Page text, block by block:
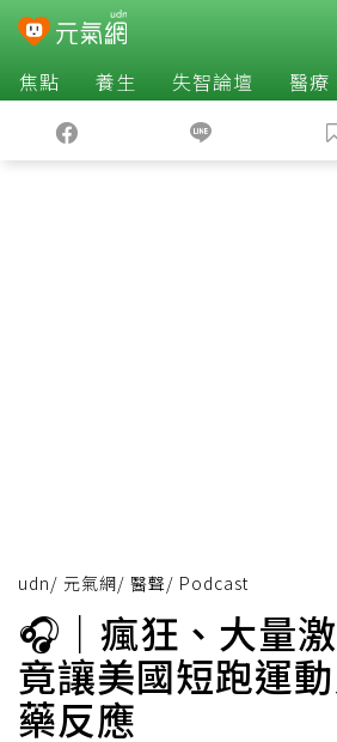
焦點 養生 失智論壇 醫療
udn/ 元氣網/ 醫聲/ Podcast
🎧｜瘋狂、大量
竟讓美國短跑運
藥反應